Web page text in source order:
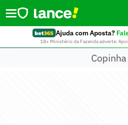
Ajuda com Aposta?
18+ Ministério da Fazenda adverte:
Copinha